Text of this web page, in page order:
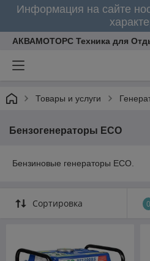
Информация на сайте
АКВАМОТОРС Техника для
Товары и услуги
Бензогенераторы ECO
Бензиновые генераторы ECO.
Сортировка 0